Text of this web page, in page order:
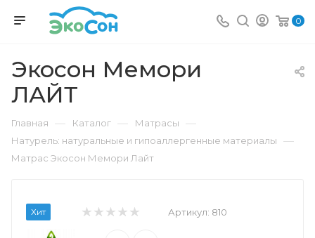
0
Экосон Мемори
ЛАЙТ
Главная — Каталог — Матрасы —
Натурель: натуральные и гипоаллергенные материалы —
Матрас Экосон Мемори Лайт
Хит Артикул: 810